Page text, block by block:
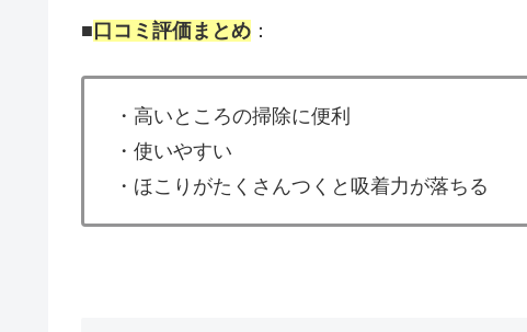
■ 口コミ評価まとめ ：
・高いところの掃除に便利
・使いやすい
・ほこりがたくさんつくと吸着力が落ちる